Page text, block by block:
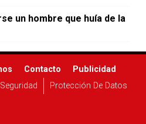
un hombre que huía de la
Contacto
Publicidad
Seguridad Protección De Datos